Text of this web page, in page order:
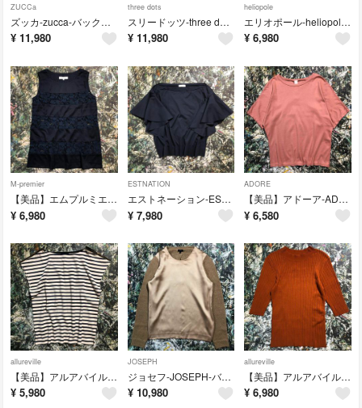
ZUCCa
ズッカ-zucca-バックシアーシャツニット
¥ 11,980
three dots
スリードッツ-three dots-トッパーロングカーディガン
¥ 11,980
heliopole
エリオポール-heliopole-シアーレースブラウス
¥ 6,980
M-premier
【美品】エムプルミエ-M-Premier-ノースリーブ シアーブラウス
¥ 6,980
ESTNATION
エストネーション-ESTNATION-オープンネックフリルブラウス
¥ 7,980
ADORE
【美品】アドーア-ADORE-アルビニオーガニックコットンカットソー
¥ 6,580
allureville
【美品】アルアバイル-allureville-ボーダーカットソー
¥ 5,980
JOSEPH
ジョセフ-JOSEPH-バックオープンニットソー
¥ 10,980
allureville
【美品】アルアバイル-allureville-リブカットソー
¥ 6,980